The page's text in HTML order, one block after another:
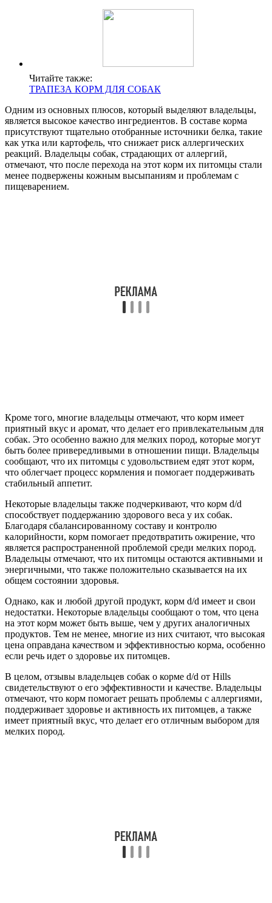
Читайте также:
ТРАПЕЗА КОРМ ДЛЯ СОБАК
Одним из основных плюсов, который выделяют владельцы,
является высокое качество ингредиентов. В составе корма
присутствуют тщательно отобранные источники белка, такие
как утка или картофель, что снижает риск аллергических
реакций. Владельцы собак, страдающих от аллергий,
отмечают, что после перехода на этот корм их питомцы стали
менее подвержены кожным высыпаниям и проблемам с
пищеварением.
Кроме того, многие владельцы отмечают, что корм имеет
приятный вкус и аромат, что делает его привлекательным для
собак. Это особенно важно для мелких пород, которые могут
быть более привередливыми в отношении пищи. Владельцы
сообщают, что их питомцы с удовольствием едят этот корм,
что облегчает процесс кормления и помогает поддерживать
стабильный аппетит.
Некоторые владельцы также подчеркивают, что корм d/d
способствует поддержанию здорового веса у их собак.
Благодаря сбалансированному составу и контролю
калорийности, корм помогает предотвратить ожирение, что
является распространенной проблемой среди мелких пород.
Владельцы отмечают, что их питомцы остаются активными и
энергичными, что также положительно сказывается на их
общем состоянии здоровья.
Однако, как и любой другой продукт, корм d/d имеет и свои
недостатки. Некоторые владельцы сообщают о том, что цена
на этот корм может быть выше, чем у других аналогичных
продуктов. Тем не менее, многие из них считают, что высокая
цена оправдана качеством и эффективностью корма, особенно
если речь идет о здоровье их питомцев.
В целом, отзывы владельцев собак о корме d/d от Hills
свидетельствуют о его эффективности и качестве. Владельцы
отмечают, что корм помогает решать проблемы с аллергиями,
поддерживает здоровье и активность их питомцев, а также
имеет приятный вкус, что делает его отличным выбором для
мелких пород.